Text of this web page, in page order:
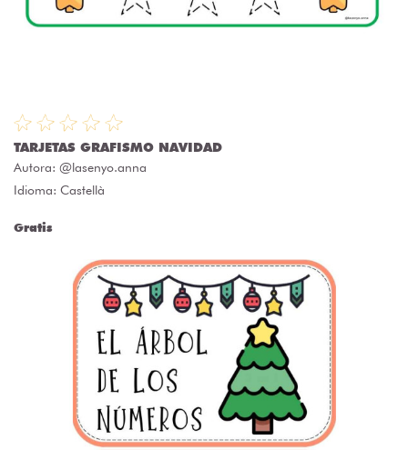
TARJETAS GRAFISMO NAVIDAD
Autora: @lasenyo.anna
Idioma: Castellà
Gratis